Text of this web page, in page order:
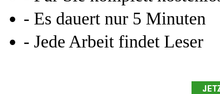
- Es dauert nur 5 Minuten
- Jede Arbeit findet Leser